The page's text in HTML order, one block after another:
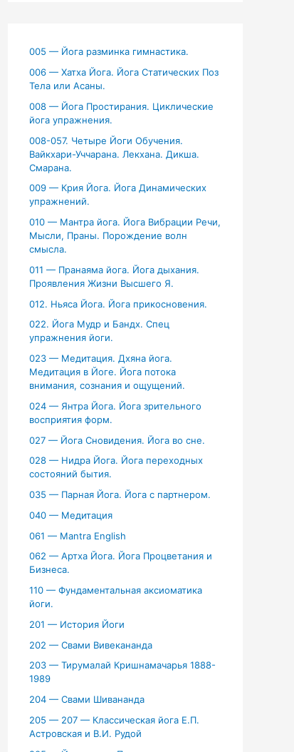
005 — Йога разминка гимнастика.
006 — Хатха Йога. Йога Статических Поз
Тела или Асаны.
008 — Йога Простирания. Циклические
йога упражнения.
008-057. Четыре Йоги Обучения.
Вайкхари-Уччарана. Лекхана. Дикша.
Смарана.
009 — Крия Йога. Йога Динамических
упражнений.
010 — Мантра йога. Йога Вибрации Речи,
Мысли, Праны. Порождение волн
смысла.
011 — Пранаяма йога. Йога дыхания.
Проявления Жизни Высшего Я.
012. Ньяса Йога. Йога прикосновения.
022. Йога Мудр и Бандх. Спец
упражнения йоги.
023 — Медитация. Дхяна йога.
Медитация в Йоге. Йога потока
внимания, сознания и ощущений.
024 — Янтра Йога. Йога зрительного
восприятия форм.
027 — Йога Сновидения. Йога во сне.
028 — Нидра Йога. Йога переходных
состояний бытия.
035 — Парная Йога. Йога с партнером.
040 — Медитация
061 — Mantra English
062 — Артха Йога. Йога Процветания и
Бизнеса.
110 — Фундаментальная аксиоматика
йоги.
201 — История Йоги
202 — Свами Вивекананда
203 — Тирумалай Кришнамачарья 1888-
1989
204 — Свами Шивананда
205 — 207 — Классическая йога Е.П.
Астровская и В.И. Рудой